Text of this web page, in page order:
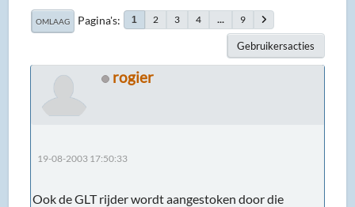
OMLAAG Pagina's 1 2 3 4 ... 9
Gebruikersacties
rogier
19-08-2003 17:50:33
Ook de GLT rijder wordt aangestoken door die